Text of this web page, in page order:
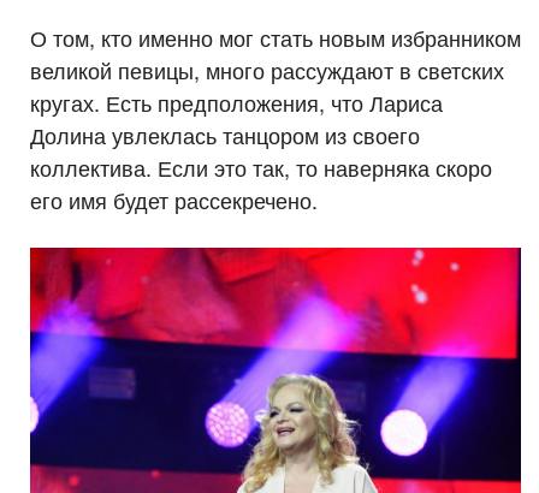
О том, кто именно мог стать новым избранником
великой певицы, много рассуждают в светских
кругах. Есть предположения, что Лариса
Долина увлеклась танцором из своего
коллектива. Если это так, то наверняка скоро
его имя будет рассекречено.